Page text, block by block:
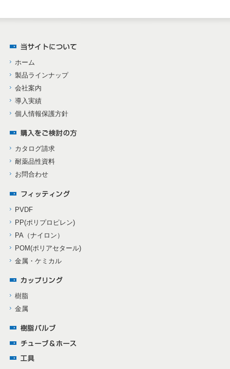
ホーム
製品ラインナップ
会社案内
導入実績
個人情報保護方針
カタログ請求
耐薬品性資料
お問合わせ
PVDF
PP(ポリプロピレン)
PA（ナイロン）
POM(ポリアセタール)
金属・ケミカル
樹脂
金属